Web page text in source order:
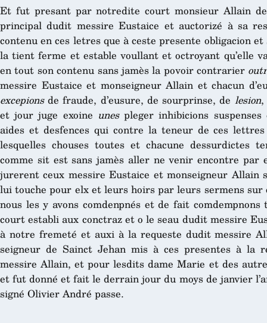
Et fut presant par notredite court monsieur Allain
principal dudit messire Eustaice et auctorizé à sa
contenu en ces letres que à ceste presente obligacion
la tient ferme et estable voullant et octroyant qu’elle
en tout son contenu sans jamès la povoir contrarier
messire Eustaice et monseigneur Allain et chacun
excepionsde fraude, d’eusure, de sourprinse, de lesion,
et jour juge exoine unespleger inhibicions
aides et desfences qui contre la teneur de ces
lesquelles chouses toutes et chacune
comme sit est sans jamès aller ne venir encontre par
jurerent ceux messire Eustaice et monseigneur Allain
lui touche pour elx et leurs hoirs par leurs sermens sur
nous les y avons comdenpnés et de fait
court establi aux conctraz et o le seau dudit messire
à notre fremeté et auxi à la requeste dudit messire
seigneur de Sainct Jehan mis à ces presentes à la
messire Allain, et pour lesdits dame Marie et des
et fut donné et fait le derrain jour du moys de janvier
signé Olivier André passe.